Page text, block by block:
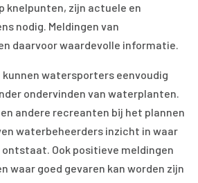
knelpunten, zijn actuele en
nodig. Meldingen van
daarvoor waardevolle informatie.
watersporters eenvoudig
ondervinden van waterplanten.
andere recreanten bij het plannen
waterbeheerders inzicht in waar
Ook positieve meldingen
waar goed gevaren kan worden zijn